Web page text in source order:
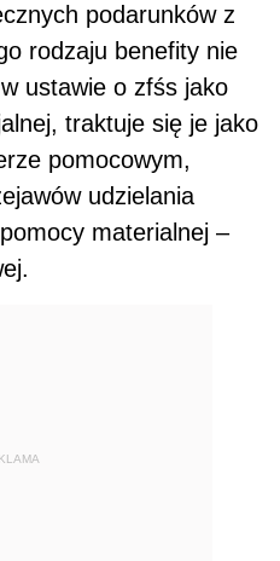
podarunków z
rodzaju benefity nie
ustawie o zfśs jako
traktuje się je jako
pomocowym,
udzielania
materialnej –